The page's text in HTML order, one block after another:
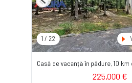
1 / 22
Previous
Casă de vacanță în pădure, 10 km
225,000 €